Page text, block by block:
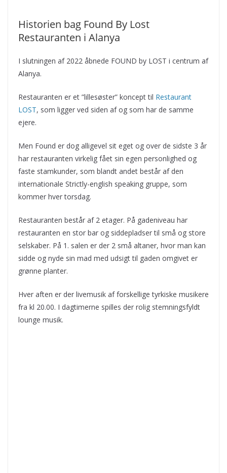
Historien bag Found By Lost
Restauranten i Alanya
I slutningen af 2022 åbnede FOUND by LOST i centrum af
Alanya.
Restauranten er et ”lillesøster” koncept til Restaurant
LOST, som ligger ved siden af og som har de samme
ejere.
Men Found er dog alligevel sit eget og over de sidste 3 år
har restauranten virkelig fået sin egen personlighed og
faste stamkunder, som blandt andet består af den
internationale Strictly-english speaking gruppe, som
kommer hver torsdag.
Restauranten består af 2 etager. På gadeniveau har
restauranten en stor bar og siddepladser til små og store
selskaber. På 1. salen er der 2 små altaner, hvor man kan
sidde og nyde sin mad med udsigt til gaden omgivet er
grønne planter.
Hver aften er der livemusik af forskellige tyrkiske musikere
fra kl 20.00. I dagtimerne spilles der rolig stemningsfyldt
lounge musik.